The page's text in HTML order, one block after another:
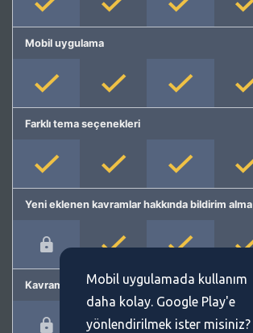
Mobil uygulama
Farklı tema seçenekleri
Yeni eklenen kavramlar hakkında bildirim alma
Kavram önermeMobil uygulamada kullanım
daha kolay. Google Play'e
yönlendirilmek ister misiniz?